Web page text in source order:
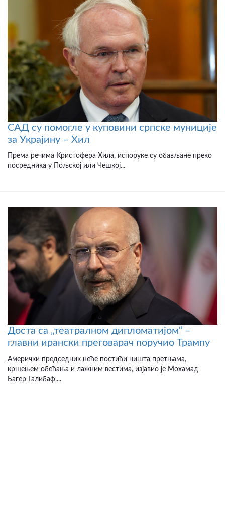
САД су помогле у куповини српске муниције
за Украјину – Хил
Према речима Кристофера Хила, испоруке су обављане преко
посредника у Пољској или Чешкој...
Доста са „театралном дипломатијом“ –
главни ирански преговарач поручио Трампу
Амерички председник неће постићи ништа претњама,
кршењем обећања и лажним вестима, изјавио је Мохамад
Багер Галибаф....